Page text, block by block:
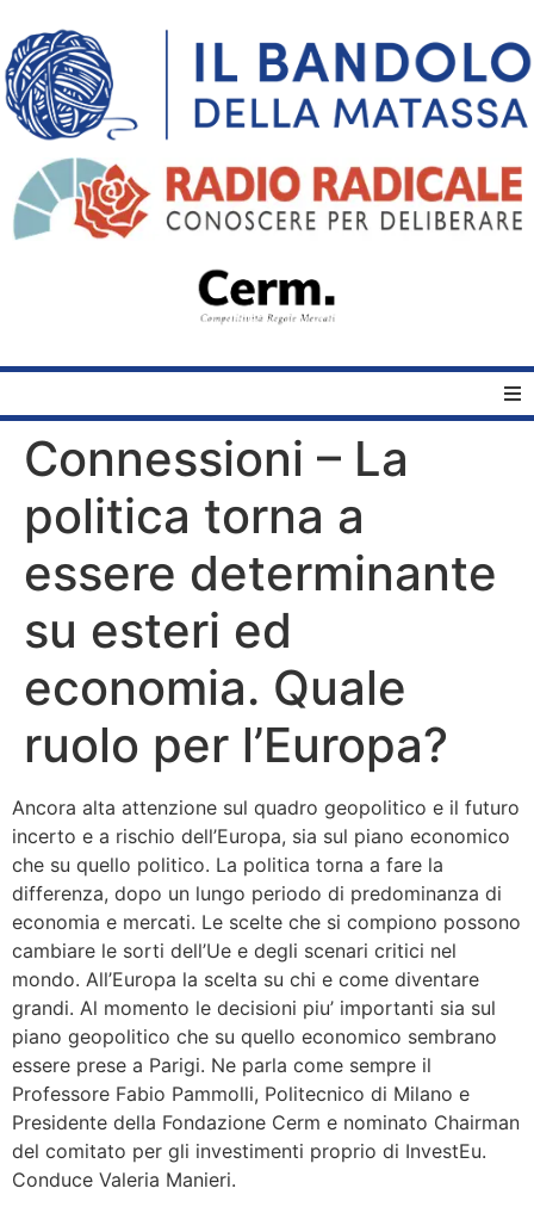
Home
Quelli del Bandolo
Bandolo
Fondazione CERM
Fondazione CERM – Idee
Connessioni – La
politica torna a
essere determinante
su esteri ed
economia. Quale
ruolo per l’Europa?
Ancora alta attenzione sul quadro geopolitico e il futuro
incerto e a rischio dell’Europa, sia sul piano economico
che su quello politico. La politica torna a fare la
differenza, dopo un lungo periodo di predominanza di
economia e mercati. Le scelte che si compiono possono
cambiare le sorti dell’Ue e degli scenari critici nel
mondo. All’Europa la scelta su chi e come diventare
grandi. Al momento le decisioni piu’ importanti sia sul
piano geopolitico che su quello economico sembrano
essere prese a Parigi. Ne parla come sempre il
Professore Fabio Pammolli, Politecnico di Milano e
Presidente della Fondazione Cerm e nominato Chairman
del comitato per gli investimenti proprio di InvestEu.
Conduce Valeria Manieri.